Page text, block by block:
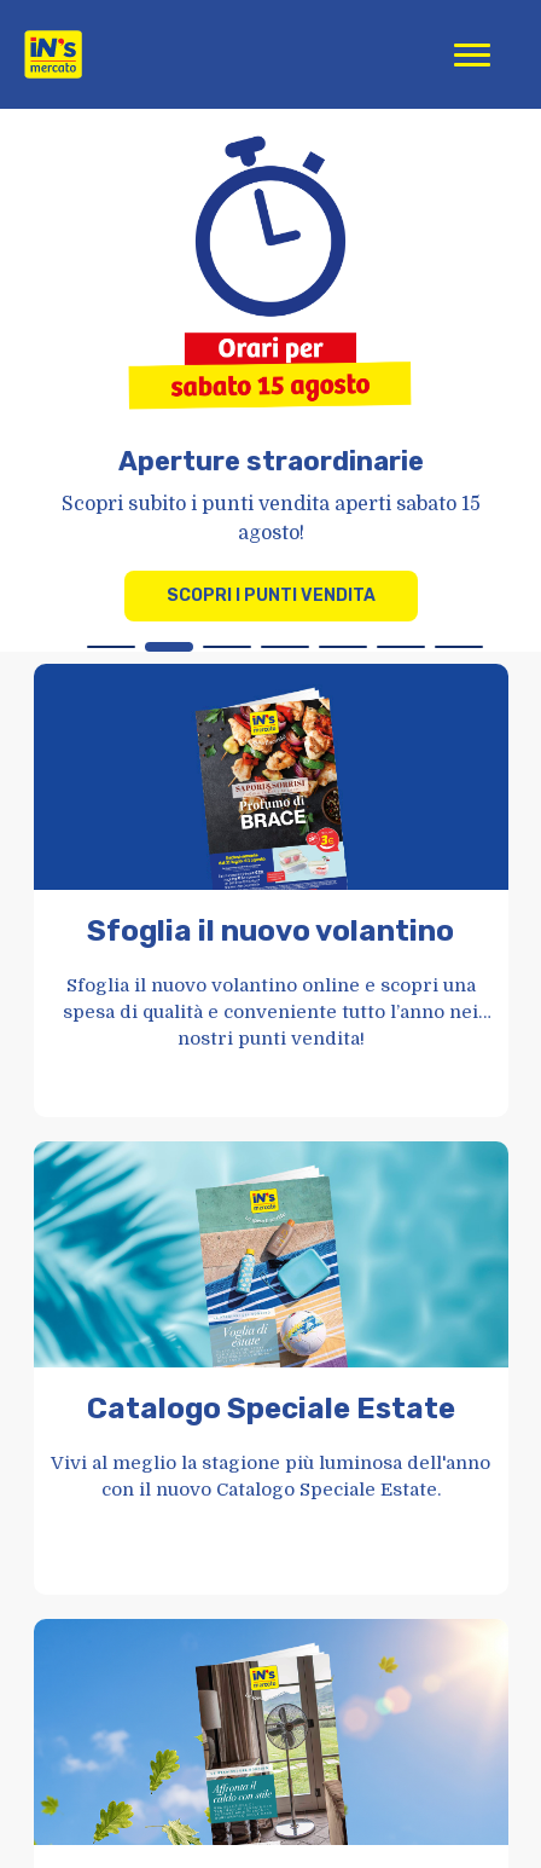
iN's Mercato
Aperture straordinarie
Scopri subito i punti vendita aperti sabato 15
agosto!
SCOPRI I PUNTI VENDITA
Sfoglia il nuovo volantino
Sfoglia il nuovo volantino online e scopri una
spesa di qualità e conveniente tutto l’anno nei
nostri punti vendita!
Catalogo Speciale Estate
Vivi al meglio la stagione più luminosa dell'anno
con il nuovo Catalogo Speciale Estate.